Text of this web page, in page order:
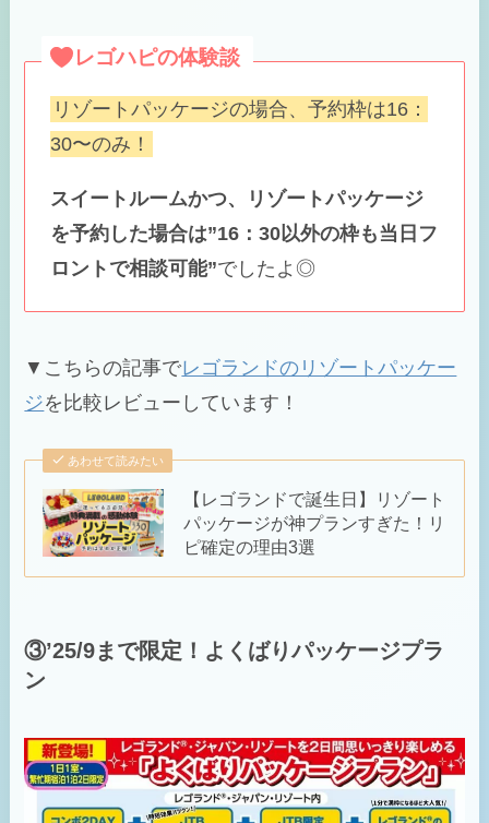
レゴハピの体験談
リゾートパッケージの場合、予約枠は16：
30〜のみ！
スイートルームかつ、リゾートパッケージ
を予約した場合は”16：30以外の枠も当日フ
ロントで相談可能”でしたよ◎
▼こちらの記事でレゴランドのリゾートパッケー
ジを比較レビューしています！
あわせて読みたい
【レゴランドで誕生日】リゾート
パッケージが神プランすぎた！リ
ピ確定の理由3選
③’25/9まで限定！よくばりパッケージプラ
ン